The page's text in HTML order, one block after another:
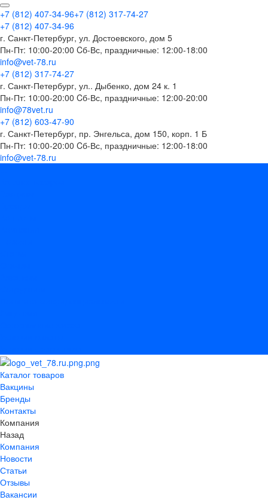
+7 (812) 407-34-96+7 (812) 317-74-27
+7 (812) 407-34-96
г. Санкт-Петербург, ул. Достоевского, дом 5
Пн-Пт: 10:00-20:00 Cб-Вс, праздничные: 12:00-18:00
info@vet-78.ru
+7 (812) 317-74-27
г. Санкт-Петербург, ул.. Дыбенко, дом 24 к. 1
Пн-Пт: 10:00-20:00 Cб-Вс, праздничные: 12:00-20:00
info@78vet.ru
+7 (812) 603-47-90
г. Санкт-Петербург, пр. Энгельса, дом 150, корп. 1 Б
Пн-Пт: 10:00-20:00 Cб-Вс, праздничные: 12:00-18:00
info@vet-78.ru
Каталог товаров
Вакцины
Бренды
Контакты
Компания
Назад
Компания
Новости
Статьи
Отзывы
Вакансии